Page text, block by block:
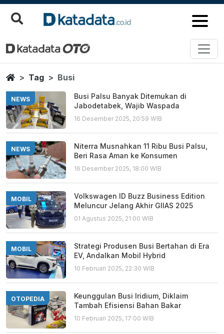
Busi
Berita Terbaru
HomeTag Busi
NEWS
Busi Palsu Banyak Ditemukan di
Jabodetabek, Wajib Waspada
16 Desember 2025, 20:59 WIB
NEWS
Niterra Musnahkan 11 Ribu Busi Palsu,
Beri Rasa Aman ke Konsumen
16 Desember 2025, 18:00 WIB
MOBIL
Volkswagen ID Buzz Business Edition
Meluncur Jelang Akhir GIIAS 2025
01 Agustus 2025, 21:00 WIB
MOBIL
Strategi Produsen Busi Bertahan di Era
EV, Andalkan Mobil Hybrid
10 Februari 2025, 22:30 WIB
OTOPEDIA
Keunggulan Busi Iridium, Diklaim
Tambah Efisiensi Bahan Bakar
10 Februari 2025, 17:00 WIB